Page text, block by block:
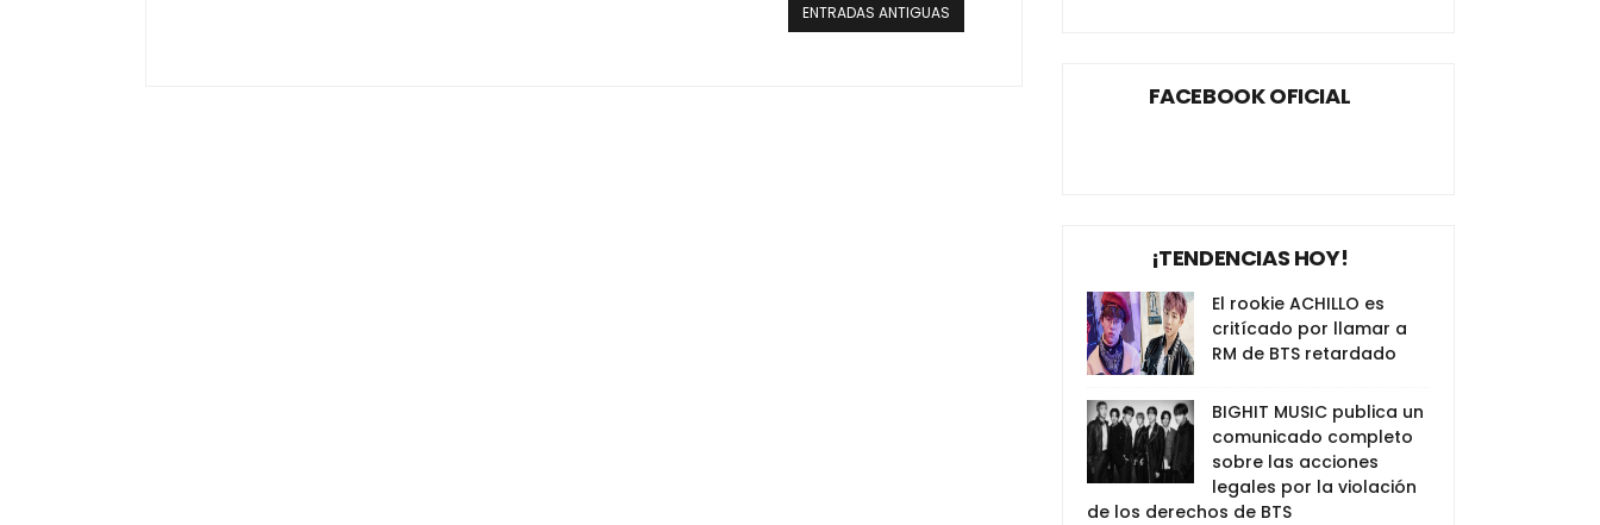
ENTRADAS ANTIGUAS
FACEBOOK OFICIAL
¡TENDENCIAS HOY!
El rookie ACHILLO es
critícado por llamar a
RM de BTS retardado
BIGHIT MUSIC publica un
comunicado completo
sobre las acciones
legales por la violación
de los derechos de BTS